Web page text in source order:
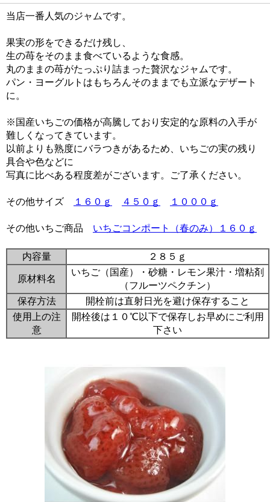
当店一番人気のジャムです。
果実の形をできるだけ残し、
生の苺をそのまま食べているような食感。
丸のままの苺がたっぷり詰まった贅沢なジャムです。
パン・ヨーグルトはもちろんそのままでも立派なデザート
に。
※国産いちごの価格が高騰しており安定的な原料の入手が
難しくなってきています。
以前よりも熟度にバラつきがあるため、いちごの実の残り
具合や色などに
写真に比べある程度差がございます。ご了承ください。
その他サイズ １６０ｇ ４５０ｇ １０００ｇ
その他いちご商品 いちごコンポート（春のみ）１６０ｇ
内容量 ２８５ｇ
原材料名
いちご（国産）・砂糖・レモン果汁・増粘剤
（フルーツペクチン）
保存方法
開栓前は直射日光を避け保存すること
使用上の注
意
開栓後は１０℃以下で保存しお早めにご利用
下さい